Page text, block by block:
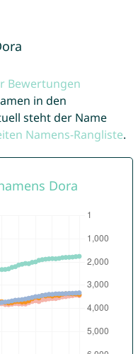
Bewertungen
in den
steht der Name
Namens-Rangliste.